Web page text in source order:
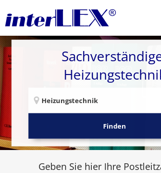
Finden
Geben Sie hier Ihre